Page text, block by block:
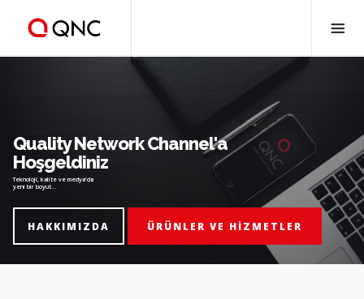
Quality Network Channel'a
Hoşgeldiniz
Teknoloji, kalite ve medya'da
yeni bir boyut...
HAKKIMIZDA ÜRÜNLER VE HIZMETLER